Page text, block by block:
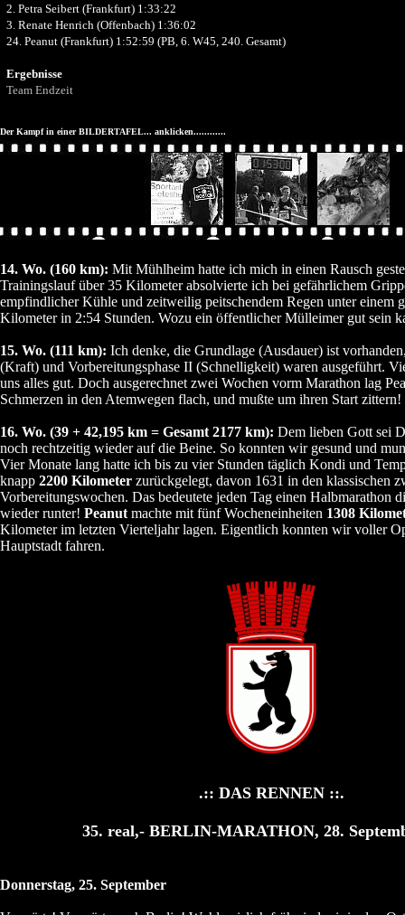
2. Petra Seibert (Frankfurt) 1:33:22
3. Renate Henrich (Offenbach) 1:36:02
24. Peanut (Frankfurt) 1:52:59 (PB, 6. W45, 240. Gesamt)
Ergebnisse
Team Endzeit
Der Kampf in einer BILDERTAFEL... anklicken............
14. Wo. (160 km): Mit Mühlheim hatte ich mich in einen Rausch
Trainingslauf über 35 Kilometer absolvierte ich bei gefährlichem
empfindlicher Kühle und zeitweilig peitschendem Regen unter einem
Kilometer in 2:54 Stunden. Wozu ein öffentlicher Mülleimer gut sein
15. Wo. (111 km): Ich denke, die Grundlage (Ausdauer) ist
(Kraft) und Vorbereitungsphase II (Schnelligkeit) waren ausgeführt.
uns alles gut. Doch ausgerechnet zwei Wochen vorm Marathon lag
Schmerzen in den Atemwegen flach, und mußte um ihren Start zittern!
16. Wo. (39 + 42,195 km = Gesamt 2177 km): Dem lieben Gott sei
noch rechtzeitig wieder auf die Beine. So konnten wir gesund und
Vier Monate lang hatte ich bis zu vier Stunden täglich Kondi und
knapp 2200 Kilometer zurückgelegt, davon 1631 in den klassischen
Vorbereitungswochen. Das bedeutete jeden Tag einen Halbmarathon
wieder runter! Peanut machte mit fünf Wocheneinheiten 1308
Kilometer im letzten Vierteljahr lagen. Eigentlich konnten wir voller
Hauptstadt fahren.
.:: DAS RENNEN ::.
35. real,- BERLIN-MARATHON, 28.
Donnerstag, 25. September